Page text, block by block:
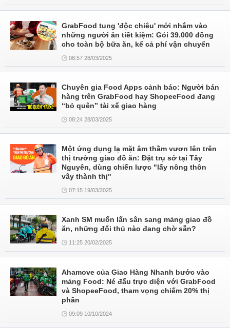
GrabFood tung 'độc chiêu' mới nhắm vào
những người ăn tiết kiệm: Gói 39.000 đồng
cho toàn bộ bữa ăn, kể cả phí vận chuyển
08:57 28/03/2025
Chuyên gia Food Apps cảnh báo: Người bán
hàng trên GrabFood hay ShopeeFood đang
“bỏ quên” tài xế giao hàng
08:24 28/03/2025
Một ứng dụng lạ mặt âm thầm vươn lên trên
thị trường giao đồ ăn: Đặt trụ sở tại Tây
Nguyên, dùng chiến lược "lấy nông thôn
vây thành thị"
07:15 19/03/2025
Xanh SM muốn lấn sân sang mảng giao đồ
ăn, những đối thủ nào đang chờ sẵn?
11:25 20/02/2025
Ahamove của Giao Hàng Nhanh bước vào
mảng Food: Né đấu trực diện với GrabFood
và ShopeeFood, tham vọng chiếm 20% thị
phần
09:09 10/10/2024